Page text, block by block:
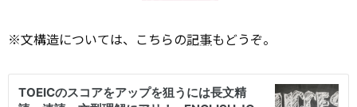
※文構造については、こちらの記事もどうぞ。